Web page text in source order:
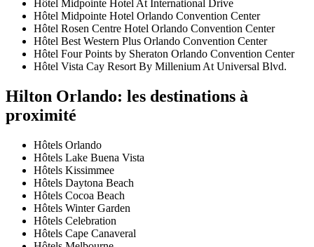
Hôtel Midpointe Hotel At International Drive
Hôtel Midpointe Hotel Orlando Convention Center
Hôtel Rosen Centre Hotel Orlando Convention Center
Hôtel Best Western Plus Orlando Convention Center
Hôtel Four Points by Sheraton Orlando Convention Center
Hôtel Vista Cay Resort By Millenium At Universal Blvd.
Hilton Orlando: les destinations à
proximité
Hôtels Orlando
Hôtels Lake Buena Vista
Hôtels Kissimmee
Hôtels Daytona Beach
Hôtels Cocoa Beach
Hôtels Winter Garden
Hôtels Celebration
Hôtels Cape Canaveral